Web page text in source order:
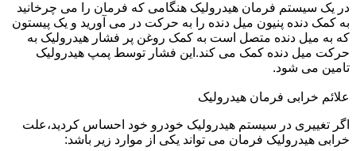
در یک سیستم فرمان هیدرولیک هنگامی که فرمان را می چرخانید
به کمک دنده پنیون میل دنده را به حرکت در می آورید و یک پیستون
که به میل دنده متصل است به کمک روغن پر فشار هیدرولیک به
حرکت میل دنده کمک می کند.این فشار توسط پمپ هیدرولیک
تامین می شود.
علائم خرابی فرمان هیدرولیک
اگر تغییری در سیستم هیدرولیک خودرو خود احساس کردید،علت
خرابی هیدرولیک فرمان می تواند یکی از موارد زیر باشد: